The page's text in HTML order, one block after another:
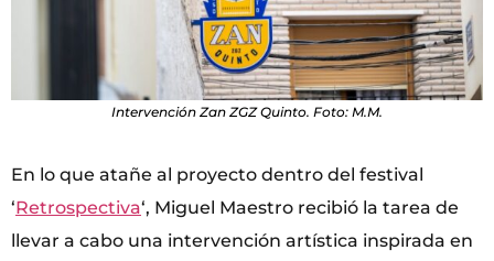
Intervención Zan ZGZ Quinto. Foto: M.M.
En lo que atañe al proyecto dentro del festival
‘Retrospectiva‘, Miguel Maestro recibió la tarea de
llevar a cabo una intervención artística inspirada en